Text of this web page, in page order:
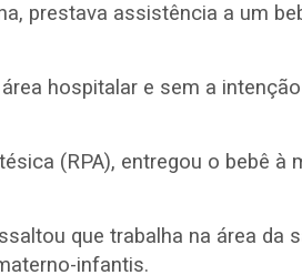
prestava assistência a um
hospitalar e sem a
(RPA), entregou o bebê à
que trabalha na área da
infantis.